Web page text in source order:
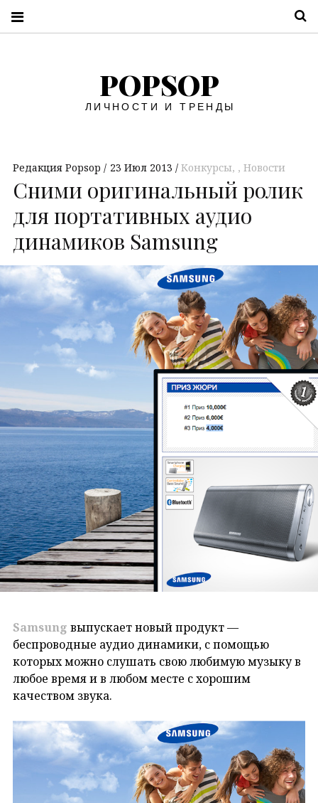
POPSOP
ЛИЧНОСТИ И ТРЕНДЫ
Редакция Popsop 23 Июл 2013 Конкурсы, Новости
Сними оригинальный ролик
для портативных аудио
динамиков Samsung
Samsung выпускает новый продукт —
беспроводные аудио динамики, с помощью
которых можно слушать свою любимую музыку в
любое время и в любом месте с хорошим
качеством звука.